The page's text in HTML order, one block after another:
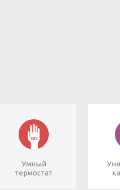
Умный
термостат